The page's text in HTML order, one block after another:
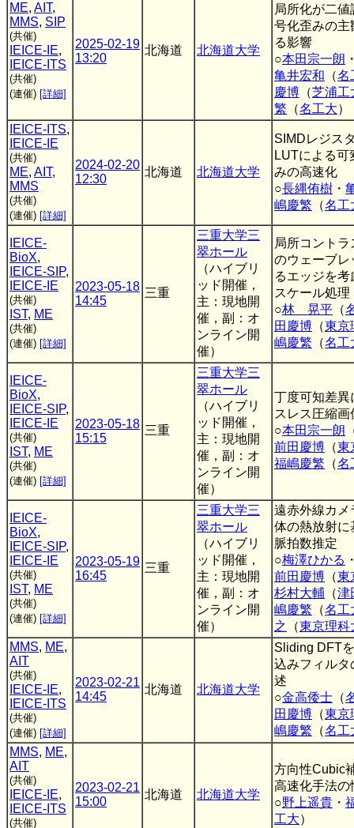
ME, AIT,
MMS, SIP
(共催)
IEICE-IE,
IEICE-ITS
(共催)
(連催) [詳細]
2025-02-19
13:20
北海道 北海道大学
局所化が二
号化歪みの主
る影響
○本田宗一朗
亀井宏和 （名
慶博 （芝浦工
繁 （名工大）
IEICE-ITS,
IEICE-IE
(共催)
ME, AIT,
MMS
(共催)
(連催) [詳細]
2024-02-20
12:30
北海道 北海道大学
SIMDレジス
LUTによる可
みの高速化
○長縄侑樹 ・
嶋慶繁 （名工
IEICE-
BioX,
IEICE-SIP,
IEICE-IE
(共催)
IST, ME
(共催)
(連催) [詳細]
2023-05-18
14:45
三重
三重大学三
翠ホール
（ハイブリ
ッド開催，
主：現地開
催，副：オ
ンライン開
催）
局所コント
のウェーブレ
るエッジを
スケール処理
○林 晃平 （
田慶博 （東京
嶋慶繁 （名工
IEICE-
BioX,
IEICE-SIP,
IEICE-IE
(共催)
IST, ME
(共催)
(連催) [詳細]
2023-05-18
15:15
三重
三重大学三
翠ホール
（ハイブリ
ッド開催，
主：現地開
催，副：オ
ンライン開
催）
丁度可知差異
スレス圧縮
○本田宗一朗
前田慶博 （東
福嶋慶繁 （名
IEICE-
BioX,
IEICE-SIP,
IEICE-IE
(共催)
IST, ME
(共催)
(連催) [詳細]
2023-05-19
16:45
三重
三重大学三
翠ホール
（ハイブリ
ッド開催，
主：現地開
催，副：オ
ンライン開
催）
遠赤外線カメ
体の熱放射に
脈拍数推定
○梅澤ひかる
前田慶博 （東
杉村大輔 （津
嶋慶繁 （名工
之
（東京理科
MMS, ME,
AIT
(共催)
IEICE-IE,
IEICE-ITS
(共催)
(連催) [詳細]
2023-02-21
14:45
北海道 北海道大学
Sliding DFT
込みフィルタ
述
○金高倭士 （
田慶博 （東京
嶋慶繁 （名工
MMS, ME,
AIT
(共催)
IEICE-IE,
IEICE-ITS
(共催)
2023-02-21
15:00
北海道 北海道大学
方向性Cubic
高速化手法の
○野上遥貴 ・
工大）